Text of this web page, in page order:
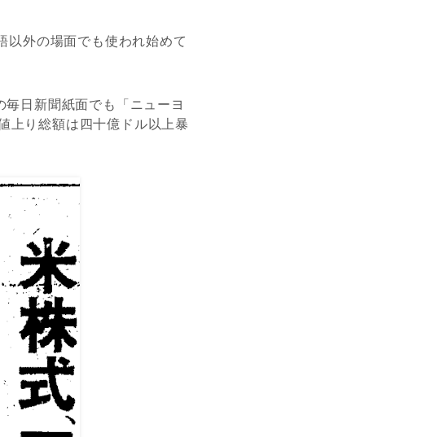
外の場面でも使われ始めて
日新聞紙面でも「ニューヨ
上り総額は四十億ドル以上暴